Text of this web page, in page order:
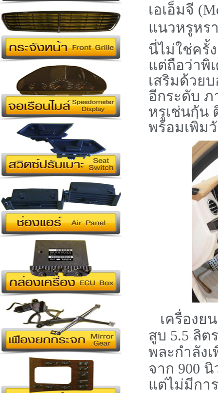
เอเอ็มจี (
แนวหรูหร
นี่ไม่ใช่ครั้
แต่ถือว่าพิ
เสริมด้วย
อีกระดับ ภ
หรูเช่นกัน
พร้อมเพิ่ม
เครื่องย
สูบ 5.5 ลิต
พละกำลัง
จาก 900 นิ
แต่ไม่มีกา